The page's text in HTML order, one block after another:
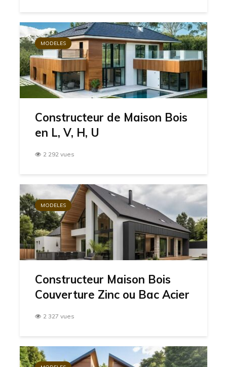
MODELES
Constructeur de Maison Bois
en L, V, H, U
2 292 vues
MODELES
Constructeur Maison Bois
Couverture Zinc ou Bac Acier
2 327 vues